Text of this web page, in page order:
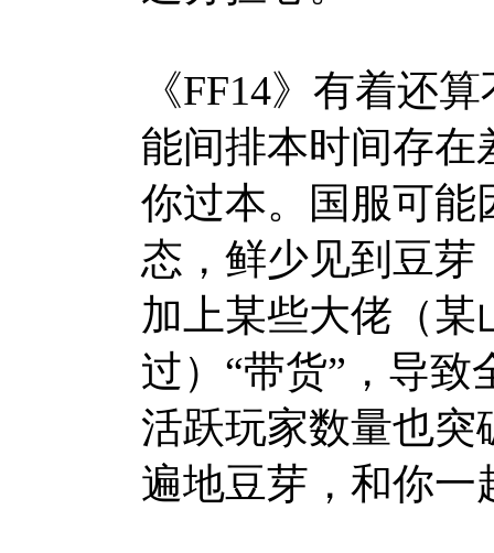
《FF14》有着还
能间排本时间存在
你过本。国服可能
态，鲜少见到豆芽
加上某些大佬（
过）“带货”，导
活跃玩家数量也突
遍地豆芽，和你一